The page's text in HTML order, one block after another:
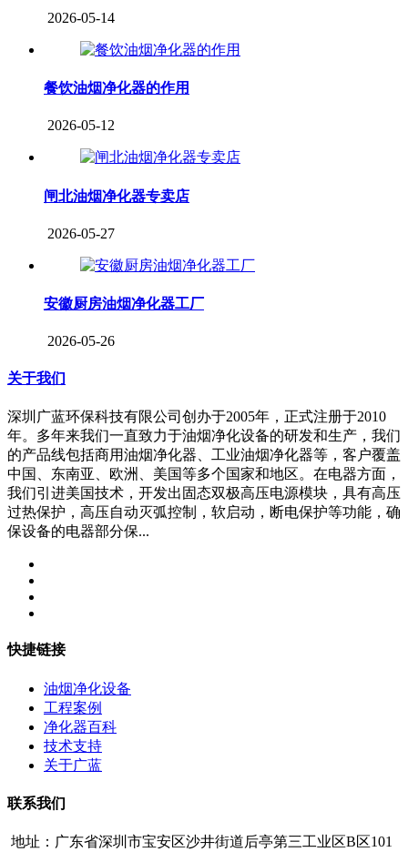
2026-05-14
餐饮油烟净化器的作用
2026-05-12
闸北油烟净化器专卖店
2026-05-27
安徽厨房油烟净化器工厂
2026-05-26
关于我们
深圳广蓝环保科技有限公司创办于2005年，正式注册于2010
年。多年来我们一直致力于油烟净化设备的研发和生产，我们
的产品线包括商用油烟净化器、工业油烟净化器等，客户覆盖
中国、东南亚、欧洲、美国等多个国家和地区。在电器方面，
我们引进美国技术，开发出固态双极高压电源模块，具有高压
过热保护，高压自动灭弧控制，软启动，断电保护等功能，确
保设备的电器部分保...
快捷链接
油烟净化设备
工程案例
净化器百科
技术支持
关于广蓝
联系我们
地址：广东省深圳市宝安区沙井街道后亭第三工业区B区101